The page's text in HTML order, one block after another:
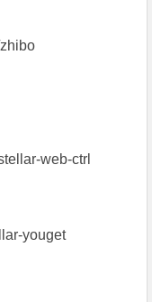
web-ctrl
youget